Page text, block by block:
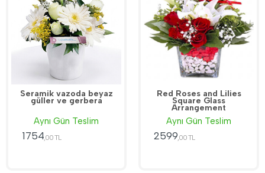
Seramik vazoda beyaz
güller ve gerbera
Aynı Gün Teslim
1754 ,00 TL
Red Roses and Lilies
Square Glass
Arrangement
Aynı Gün Teslim
2599,00 TL